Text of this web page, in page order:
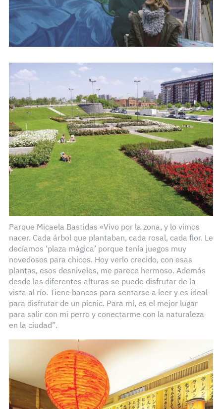
Parque Micaela Bastidas «Vivo por la zona, y lo vimos
nacer. Cada árbol que plantaban, cada rosal, cada flor. Le
decíamos ‘plaza mágica’ porque tenía juegos muy
novedosos para chicos. Hoy verlo crecido, con esas
plantas, esos desniveles, me parece hermoso. Además
desde las diferentes alturas se puede disfrutar de la
vista al río. Tiene bancos para sentarse a leer y es ideal
para disfrutar de un picnic. Para mí, es el mejor lugar
para salir con mi perro y conectarme con la naturaleza
en la ciudad”.